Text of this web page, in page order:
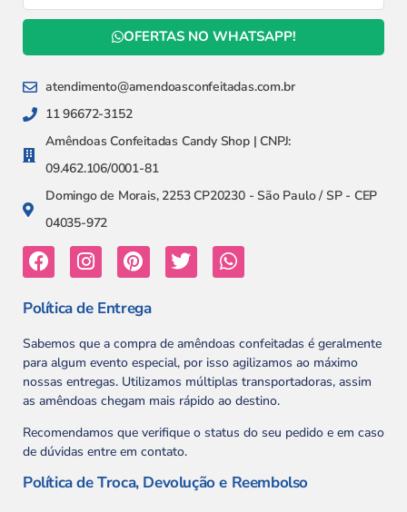
OFERTAS NO WHATSAPP!
atendimento@amendoasconfeitadas.com.br
11 96672-3152
Amêndoas Confeitadas Candy Shop | CNPJ:
09.462.106/0001-81
Domingo de Morais, 2253 CP20230 - São Paulo / SP - CEP
04035-972
Política de Entrega
Sabemos que a compra de amêndoas confeitadas é geralmente
para algum evento especial, por isso agilizamos ao máximo
nossas entregas. Utilizamos múltiplas transportadoras, assim
as amêndoas chegam mais rápido ao destino.
Recomendamos que verifique o status do seu pedido e em caso
de dúvidas entre em contato.
Política de Troca, Devolução e Reembolso